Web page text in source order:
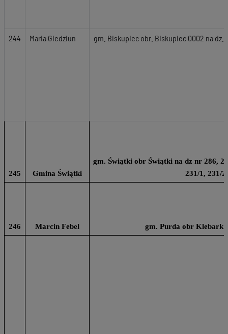
244 Maria Giedziun gm. Biskupiec obr. Biskupiec 0002 na dz.
245 Gmina Świątki
gm. Świątki obr Świątki na dz nr 286,
231/1, 231/2
246 Marcin Febel gm. Purda obr Klebark